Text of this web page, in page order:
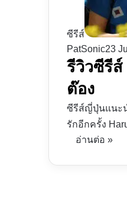
ซีรีส์
PatSonic23
รีวิวซีรี
ต๊อง
ซีรีส์ญี่ปุ่นแนะน
รักอีกครั้ง
อ่านต่อ »